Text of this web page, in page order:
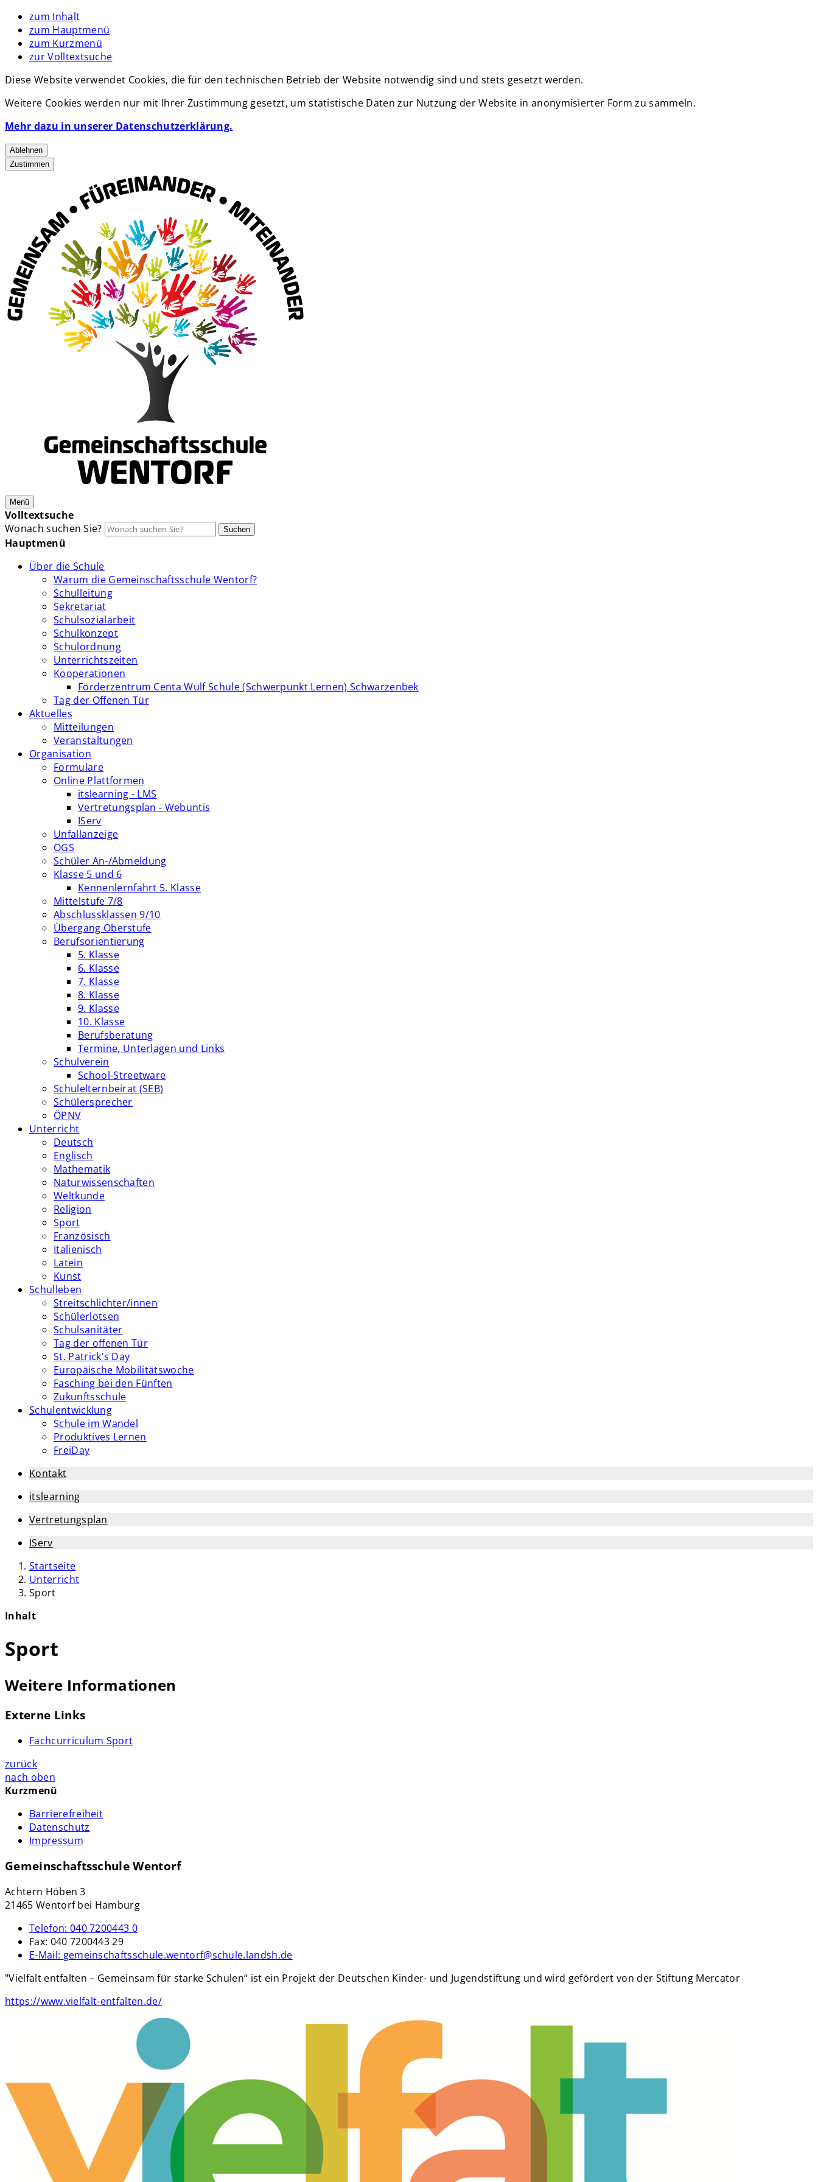
zum Inhalt
zum Hauptmenü
zum Kurzmenü
zur Volltextsuche
Diese Website verwendet Cookies, die für den technischen Betrieb der Website notwendig sind und stets gesetzt werden.
Weitere Cookies werden nur mit Ihrer Zustimmung gesetzt, um statistische Daten zur Nutzung der Website in anonymisierter Form zu sammeln.
Mehr dazu in unserer Datenschutzerklärung.
Ablehnen
Zustimmen
Menü
Volltextsuche
Wonach suchen Sie?
Suchen
Hauptmenü
Über die Schule
Warum die Gemeinschaftsschule Wentorf?
Schulleitung
Sekretariat
Schulsozialarbeit
Schulkonzept
Schulordnung
Unterrichtszeiten
Kooperationen
Förderzentrum Centa Wulf Schule (Schwerpunkt Lernen) Schwarzenbek
Tag der Offenen Tür
Aktuelles
Mitteilungen
Veranstaltungen
Organisation
Formulare
Online Plattformen
itslearning - LMS
Vertretungsplan - Webuntis
IServ
Unfallanzeige
OGS
Schüler An-/Abmeldung
Klasse 5 und 6
Kennenlernfahrt 5. Klasse
Mittelstufe 7/8
Abschlussklassen 9/10
Übergang Oberstufe
Berufsorientierung
5. Klasse
6. Klasse
7. Klasse
8. Klasse
9. Klasse
10. Klasse
Berufsberatung
Termine, Unterlagen und Links
Schulverein
School-Streetware
Schulelternbeirat (SEB)
Schülersprecher
ÖPNV
Unterricht
Deutsch
Englisch
Mathematik
Naturwissenschaften
Weltkunde
Religion
Sport
Französisch
Italienisch
Latein
Kunst
Schulleben
Streitschlichter/innen
Schülerlotsen
Schulsanitäter
Tag der offenen Tür
St. Patrick's Day
Europäische Mobilitätswoche
Fasching bei den Fünften
Zukunftsschule
Schulentwicklung
Schule im Wandel
Produktives Lernen
FreiDay
Kontakt
itslearning
Vertretungsplan
IServ
Startseite
Unterricht
Sport
Inhalt
Sport
Weitere Informationen
Externe Links
Fachcurriculum Sport
zurück
nach oben
Kurzmenü
Barrierefreiheit
Datenschutz
Impressum
Gemeinschaftsschule Wentorf
Achtern Höben 3
21465 Wentorf bei Hamburg
Telefon: 040 7200443 0
Fax: 040 7200443 29
E-Mail: gemeinschaftsschule.wentorf@schule.landsh.de
"Vielfalt entfalten – Gemeinsam für starke Schulen“ ist ein Projekt der Deutschen Kinder- und Jugendstiftung und wird gefördert von der Stiftung Mercator
https://www.vielfalt-entfalten.de/